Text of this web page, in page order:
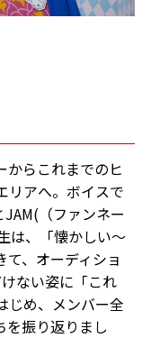
からこれまでのヒ
リアへ。ボイスで
（ファンネー
は、「懐かしい〜
、オーディショ
ない姿に「これ
じめ、メンバー全
を振り返りまし